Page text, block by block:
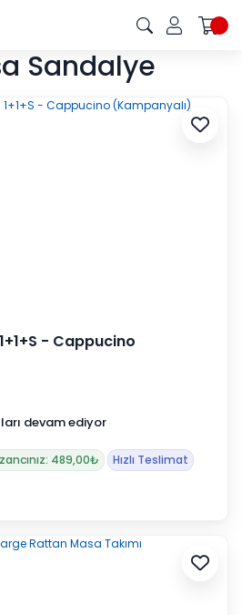
Sandalye
- Cappucino
devam ediyor
489,00₺ Hızlı Teslimat